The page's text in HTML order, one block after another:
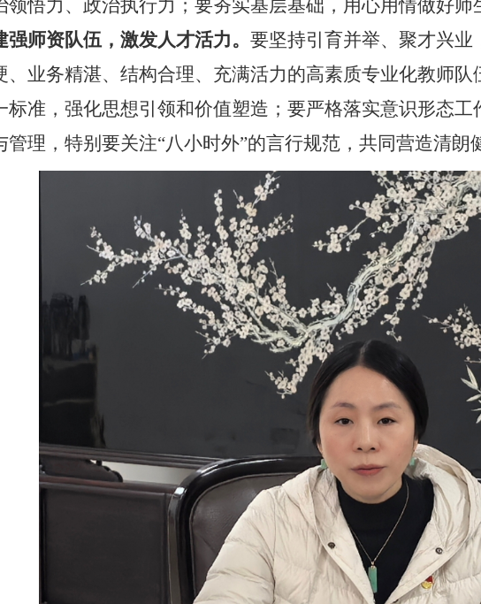
领悟力、政治执行力 ； 要夯实基层基础，用心用情做好
强师资队伍，激发人才活力。 要坚持引育并举、聚才兴
、业务精湛、结构合理、充满活力的高素质专业化教师队
标准，强化思想引领和价值塑造；要严格落实意识形态
管理，特别要关注“八小时外”的言行规范，共同营造清朗